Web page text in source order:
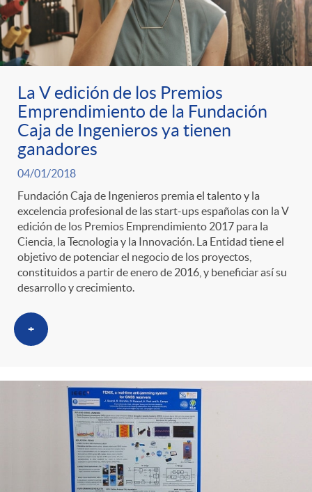
La V edición de los Premios
Emprendimiento de la Fundación
Caja de Ingenieros ya tienen
ganadores
04/01/2018
Fundación Caja de Ingenieros premia el talento y la
excelencia profesional de las start-ups españolas con la V
edición de los Premios Emprendimiento 2017 para la
Ciencia, la Tecnologia y la Innovación. La Entidad tiene el
objetivo de potenciar el negocio de los proyectos,
constituidos a partir de enero de 2016, y beneficiar así su
desarrollo y crecimiento.
+